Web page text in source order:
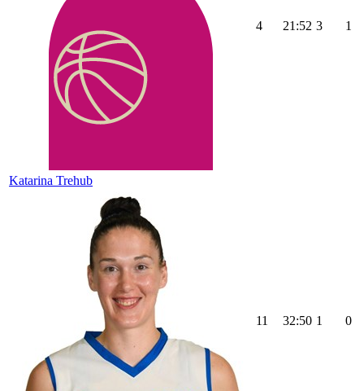
Katarina Trehub
4 21:52 3 1
11 32:50 1 0